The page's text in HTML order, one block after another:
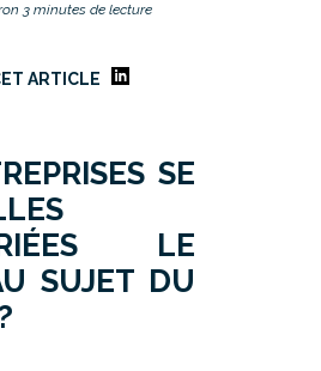
3 minutes de lecture
ARTICLE
SE
LE
SUJET DU